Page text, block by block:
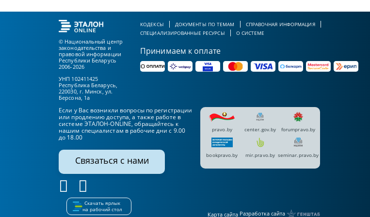
© Национальный центр
законодательства и
правовой информации
Республики Беларусь
2006-2026
УНП 102411425
Республика Беларусь,
220030, г. Минск, ул.
Берсона, 1а
КОДЕКСЫ ДОКУМЕНТЫ ПО ТЕМАМ
СПРАВОЧНАЯ ИНФОРМАЦИЯ
СПЕЦИАЛИЗИРОВАННЫЕ РЕСУРСЫ
О СИСТЕМЕ
Принимаем к оплате
Если у Вас возникли вопросы по регистрации
или продлению доступа, а также работе в
системе ЭТАЛОН-ONLINE, обращайтесь к
нашим специалистам в рабочие дни с 9.00
до 18.00
Связаться с нами
Скачать ярлык
на рабочий стол
pravo.by center.gov.by forumpravo.by
bookpravo.by mir.pravo.by seminar.pravo.by
Карта сайта Разработка сайта